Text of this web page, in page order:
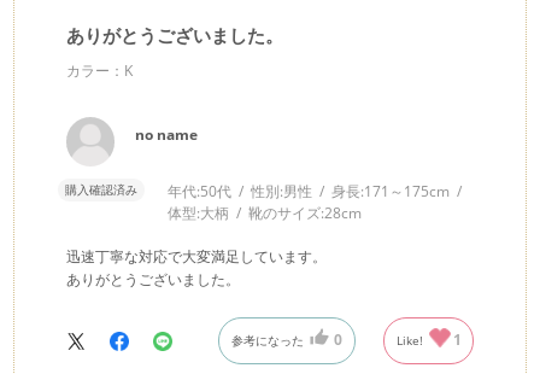
ありがとうございました。
カラー：K
no name
購入確認済み 年代:50代 性別:男性 身長:171～175cm
体型:大柄 靴のサイズ:28cm
迅速丁寧な対応で大変満足しています。
ありがとうございました。
参考になった 0 Like! 1